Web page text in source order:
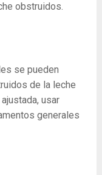
obstruidos.
se pueden
de la leche
usar
generales